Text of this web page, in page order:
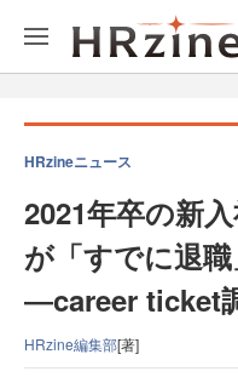
HRzineニュース
2021年卒の新
が「すでに退
―career ticket
HRzine編集部[著]